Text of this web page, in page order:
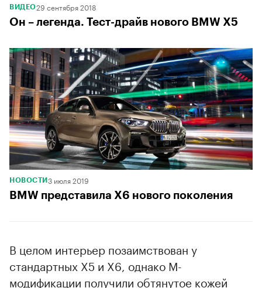
ВИДЕО29 сентября 2018
Он – легенда. Тест-драйв нового BMW X5
НОВОСТИ 3 июля 2019
BMW представила X6 нового поколения
В целом интерьер позаимствован у
стандартных X5 и X6, однако M-
модификации получили обтянутое кожей